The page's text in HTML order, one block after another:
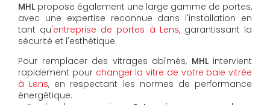
MHL propose également une large gamme de portes,
avec une expertise reconnue dans l'installation en
tant qu'entreprise de portes à Lens, garantissant la
sécurité et l'esthétique.
Pour remplacer des vitrages abîmés, MHLintervient
rapidement pour changer la vitre de votre baie vitrée
à Lens, en respectant les normes de performance
énergétique.